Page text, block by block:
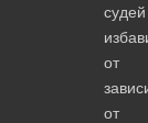
судей
от
от